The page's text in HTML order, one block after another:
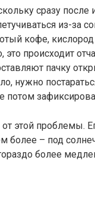
сразу после
из-за
кофе, кислород
происходит
пачку
нужно
потом
этой проблемы.
более – под
более